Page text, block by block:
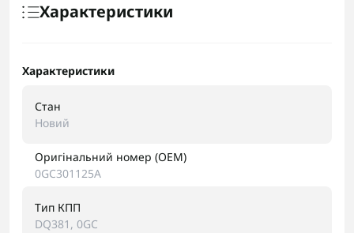
Характеристики
Характеристики
Стан
Новий
Оригінальний номер (OEM)
0GC301125A
Тип КПП
DQ381, 0GC